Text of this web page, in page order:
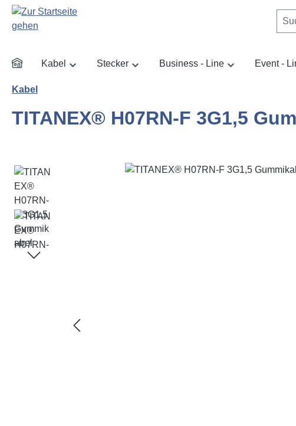
Hauptinhalt springen
Zur Suche springen
Zur Hauptnavigation springen
Kabel Stecker Business - Line Event -
Kabel
TITANEX® H07RN-F 3G1,5
Bildergalerie überspringen